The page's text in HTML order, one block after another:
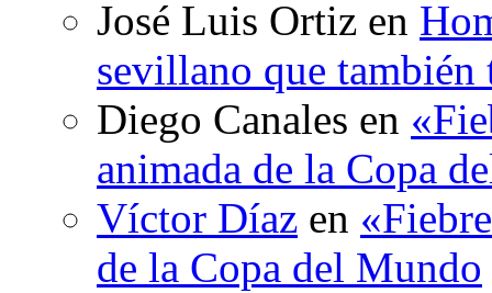
José Luis Ortiz en
sevillano que
Diego Canales en
animada de la Copa
Víctor Díaz en
de la Copa del Mundo